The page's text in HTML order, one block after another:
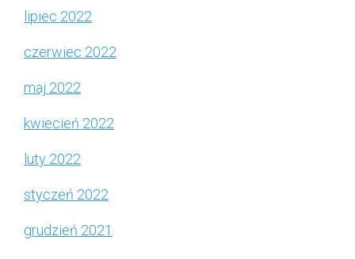
lipiec 2022
czerwiec 2022
maj 2022
kwiecień 2022
luty 2022
styczeń 2022
grudzień 2021